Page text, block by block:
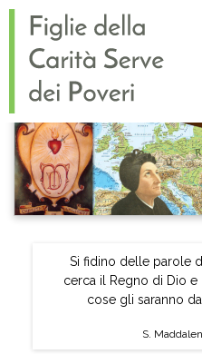
Si fidino delle parole
cerca il Regno di Dio e
cose gli saranno
S.